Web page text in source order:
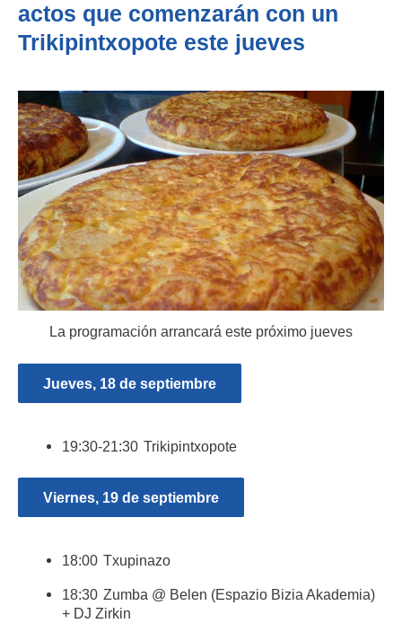
actos que comenzarán con un
Trikipintxopote este jueves
La programación arrancará este próximo jueves
Jueves, 18 de septiembre
19:30-21:30 Trikipintxopote
Viernes, 19 de septiembre
18:00 Txupinazo
18:30 Zumba @ Belen (Espazio Bizia Akademia)
+ DJ Zirkin